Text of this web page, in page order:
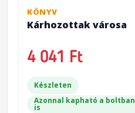
KÖNYV
Kárhozottak városa
4 041 Ft
Készleten
Azonnal kapható a boltban
is